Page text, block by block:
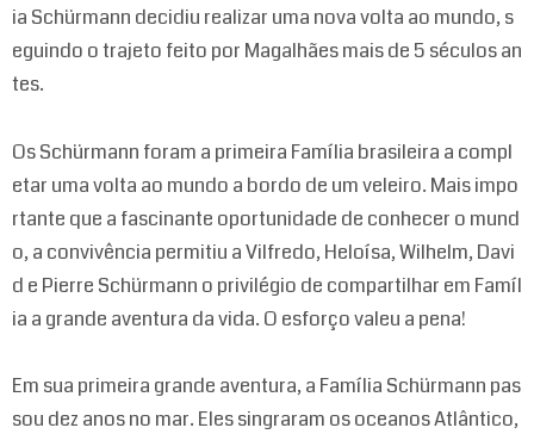
ia Schürmann decidiu realizar uma nova volta ao mundo, s
eguindo o trajeto feito por Magalhães mais de 5 séculos an
tes.
Os Schürmann foram a primeira Família brasileira a compl
etar uma volta ao mundo a bordo de um veleiro. Mais impo
rtante que a fascinante oportunidade de conhecer o mund
o, a convivência permitiu a Vilfredo, Heloísa, Wilhelm, Davi
d e Pierre Schürmann o privilégio de compartilhar em Famíl
ia a grande aventura da vida. O esforço valeu a pena!
Em sua primeira grande aventura, a Família Schürmann pas
sou dez anos no mar. Eles singraram os oceanos Atlântico,